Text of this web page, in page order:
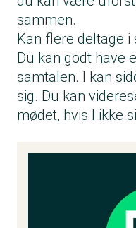
sammen.
Kan flere deltage i
Du kan godt have
samtalen. I kan
sig. Du kan
mødet, hvis I ikke